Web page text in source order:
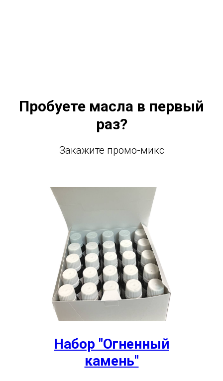
Пробуете масла в первый
раз?
Закажите промо-микс
Набор "Огненный
камень"